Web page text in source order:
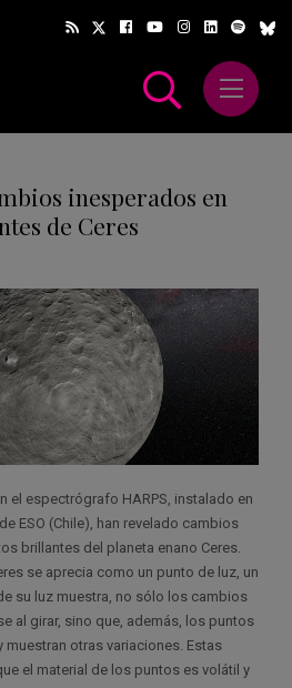
Abrir
inesperados en
de Ceres
el espectrógrafo HARPS, instalado en
ESO (Chile), han revelado cambios
brillantes del planeta enano Ceres.
se aprecia como un punto de luz, un
su luz muestra, no sólo los cambios
al girar, sino que, además, los puntos
muestran otras variaciones. Estas
el material de los puntos es volátil y